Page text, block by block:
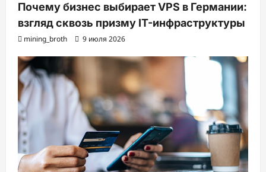
Почему бизнес выбирает VPS в Германии:
взгляд сквозь призму IT-инфраструктуры
mining_broth 9 июля 2026